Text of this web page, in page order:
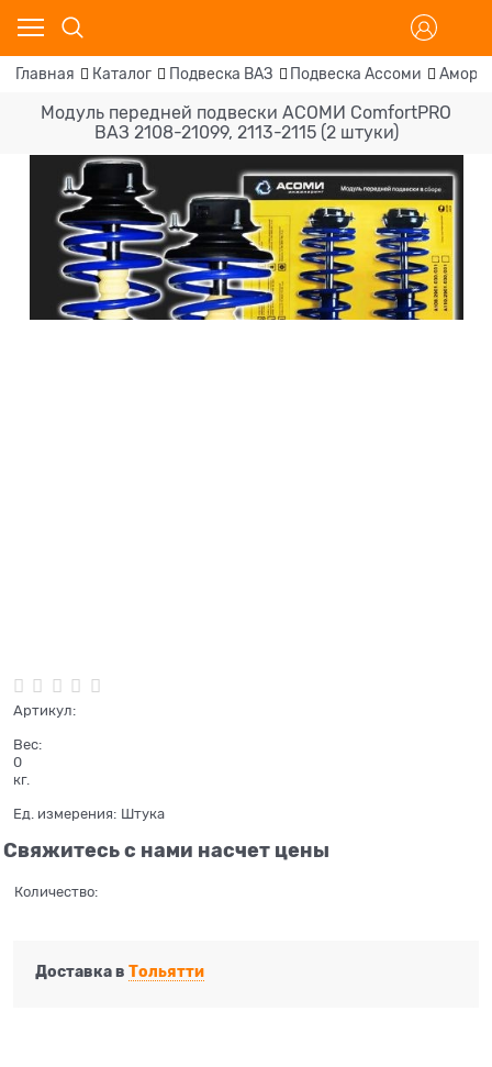
Главная Каталог Подвеска ВАЗ Подвеска Ассоми
Модуль передней подвески АСОМИ ComfortPRO
ВАЗ 2108-21099, 2113-2115 (2 штуки)
Артикул:
Вес:
0
кг.
Ед. измерения: Штука
Свяжитесь с нами насчет цены
Количество:
Доставка в Тольятти